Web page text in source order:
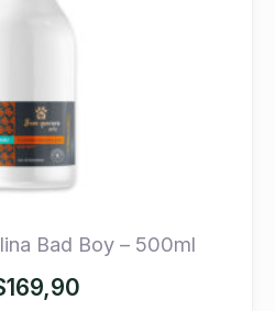
Bad Boy – 500ml
169,90